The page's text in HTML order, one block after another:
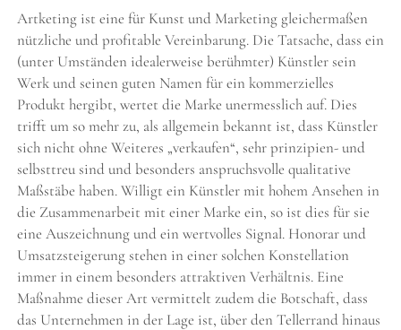
Artketing ist eine für Kunst und Marketing gleichermaßen
nützliche und profitable Vereinbarung. Die Tatsache, dass ein
(unter Umständen idealerweise berühmter) Künstler sein
Werk und seinen guten Namen für ein kommerzielles
Produkt hergibt, wertet die Marke unermesslich auf. Dies
trifft um so mehr zu, als allgemein bekannt ist, dass Künstler
sich nicht ohne Weiteres „verkaufen“, sehr prinzipien- und
selbsttreu sind und besonders anspruchsvolle qualitative
Maßstäbe haben. Willigt ein Künstler mit hohem Ansehen in
die Zusammenarbeit mit einer Marke ein, so ist dies für sie
eine Auszeichnung und ein wertvolles Signal. Honorar und
Umsatzsteigerung stehen in einer solchen Konstellation
immer in einem besonders attraktiven Verhältnis. Eine
Maßnahme dieser Art vermittelt zudem die Botschaft, dass
das Unternehmen in der Lage ist, über den Tellerrand hinaus